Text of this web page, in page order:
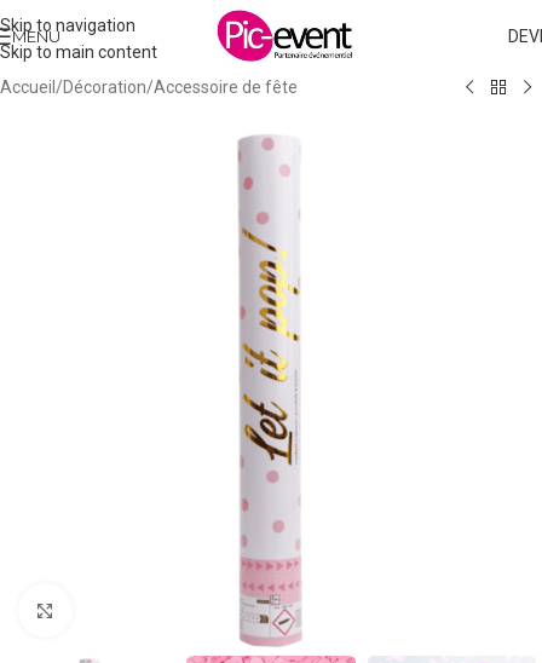
Skip to navigation
Skip to main content
MENU
Accueil /Décoration/Accessoire de fête